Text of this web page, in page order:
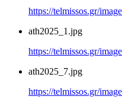
https://telmissos.gr/
ath2025_1.jpg
https://telmissos.gr/
ath2025_7.jpg
https://telmissos.gr/